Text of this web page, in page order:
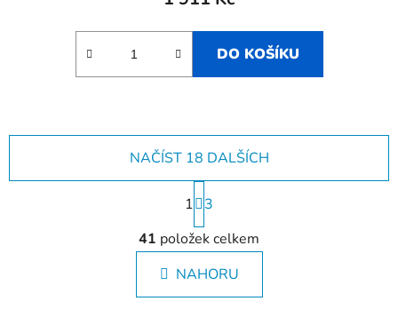
DO KOŠÍKU
O
v
l
á
d
NAČÍST 18 DALŠÍCH
S
t
r
á
n
k
1
3
41 položek celkem
NAHORU